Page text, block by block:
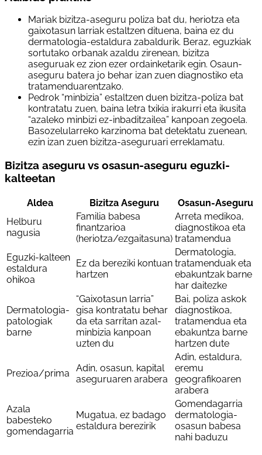
Mariak bizitza-aseguru poliza bat du, heriotza eta
gaixotasun larriak estaltzen dituena, baina ez du
dermatologia-estaldura zabaldurik. Beraz, eguzkiak
sortutako orbanak azaldu zirenean, bizitza
aseguruak ez zion ezer ordainketarik egin. Osaun-
aseguru batera jo behar izan zuen diagnostiko eta
tratamenduarentzako.
Pedrok “minbizia” estaltzen duen bizitza-poliza bat
kontratatu zuen, baina letra txikia irakurri eta ikusita
“azaleko minbizi ez-inbaditzailea” kanpoan zegoela.
Basozelularreko karzinoma bat detektatu zuenean,
ezin izan zuen bizitza-aseguruari erreklamatu.
Bizitza aseguru vs osasun-aseguru eguzki-
kalteetan
Aldea Bizitza Aseguru
Osasun-Aseguru
Helburu
nagusia
Familia babesa
finantzarioa
(heriotza/ezgaitasuna)
Arreta medikoa,
diagnostikoa eta
tratamendua
Eguzki-kalteen
estaldura
ohikoa
Ez da bereziki kontuan
hartzen
Dermatologia,
tratamenduak eta
ebakuntzak barne
har daitezke
Dermatologia-
patologiak
barne
“Gaixotasun larria”
gisa kontratatu behar
da eta sarritan azal-
minbizia kanpoan
uzten du
Bai, poliza askok
diagnostikoa,
tratamendua eta
ebakuntza barne
hartzen dute
Prezioa/prima
Adin, osasun, kapital
aseguruaren arabera
Adin, estaldura,
eremu
geografikoaren
arabera
Azala
babesteko
gomendagarria
Mugatua, ez badago
estaldura berezirik
Gomendagarria
dermatologia-
osasun babesa
nahi baduzu